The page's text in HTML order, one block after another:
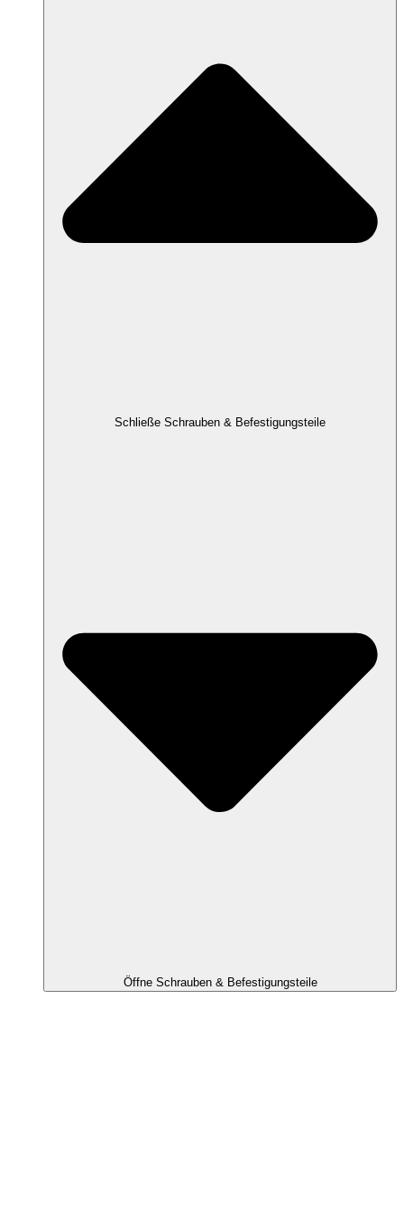
Schließe Schrauben & Befestigungsteile
Öffne Schrauben & Befestigungsteile